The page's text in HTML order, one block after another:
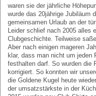
waren sie der jährliche
wurde das 20jährige Jubiläum
gemeinsamen Urlaub an der
Leider schlief nach 2005 alles
Clubgeschichte. Teilweise
Aber nach einigen mageren
klar, dass man nicht um jeden
festhalten darf. So wurden die
korrigiert. So konnten wir
die Goldene Kugel heute
der umsatzstärkste in der